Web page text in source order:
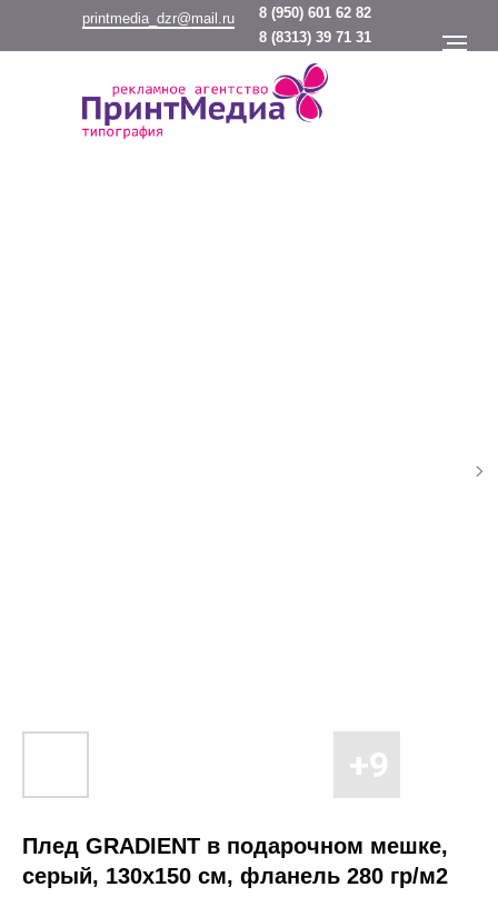
8 (950) 601 62 82
printmedia_dzr@mail.ru
8 (8313) 39 71 31
Плед GRADIENT в подарочном мешке,
серый, 130х150 см, фланель 280 гр/м2